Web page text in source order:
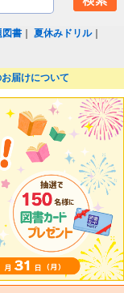
図書 ｜夏休みドリル｜
届けについて